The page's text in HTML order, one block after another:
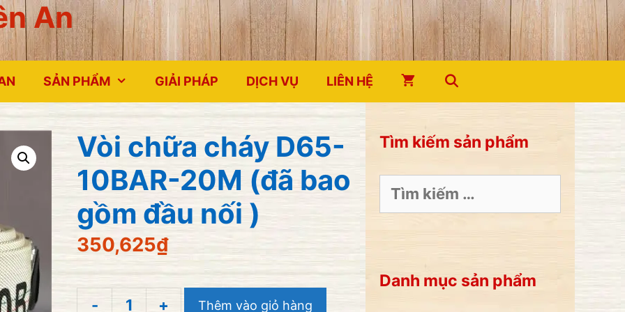
An
SẢN PHẨM GIẢI PHÁP DỊCH VỤ LIÊN HỆ
Vòi chữa cháy D65-
10BAR-20M (đã bao
gồm đầu nối )
350,625₫
- + Thêm vào giỏ hàng
Tìm kiếm sản phẩm
kiếm
cho:
Danh mục sản phẩm